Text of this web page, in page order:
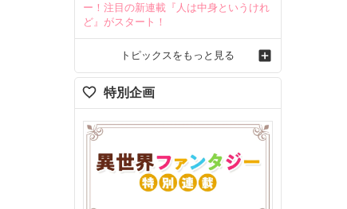
ー！注目の新連載『人は中身というけれ
ど』がスタート！
トピックスをもっと見る
特別企画